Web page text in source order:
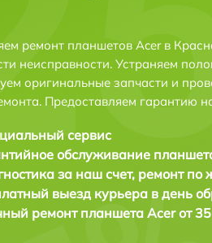
ремонт планшетов Acer в
неисправности. Устраняем
оригинальные запчасти и
Предоставляем гарантию
сервис
обслуживание
за наш счет, ремонт по
выезд курьера в день
ремонт планшета Acer от